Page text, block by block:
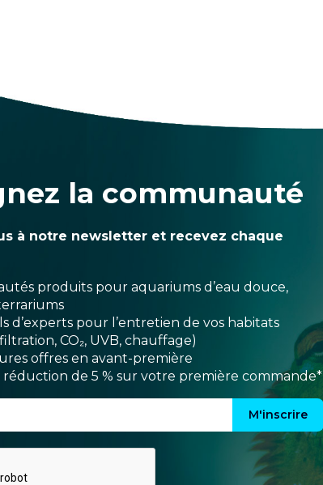
la communauté
à notre newsletter et recevez chaque
produits pour aquariums d’eau douce,
d’experts pour l’entretien de vos habitats
CO₂, UVB, chauffage)
offres en avant-première
réduction de 5 % sur votre première commande*
M'inscrire